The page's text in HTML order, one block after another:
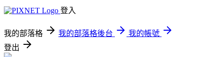
登入
我的部落格 我的部落格後台
我的帳號
登出